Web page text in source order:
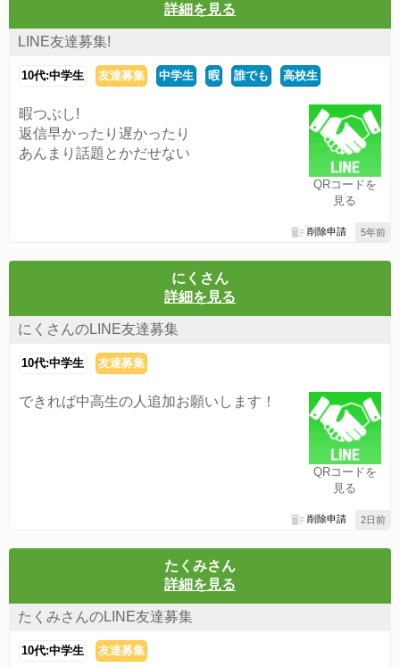
詳細を見る
LINE友達募集!
10代:中学生 友達募集 中学生 暇 誰でも 高校生
QRコードを
見る
暇つぶし!
返信早かったり遅かったり
あんまり話題とかだせない
5年前
削除申請
にくさん
詳細を見る
にくさんのLINE友達募集
10代:中学生 友達募集
QRコードを
見る
できれば中高生の人追加お願いします！
2日前
削除申請
たくみさん
詳細を見る
たくみさんのLINE友達募集
10代:中学生 友達募集